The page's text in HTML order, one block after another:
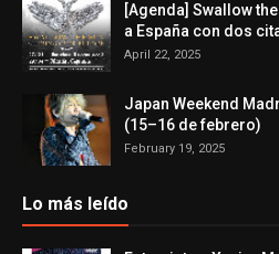
[Agenda] Swallow
a España con dos
April 22, 2025
Japan Weekend
(15–16 de febrero)
February 19, 2025
Lo más leído